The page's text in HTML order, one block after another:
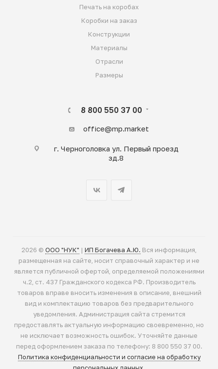
Печать на коробах
Коробки на заказ
Конструкции
Материалы
Отрасли
Размеры
8 800 550 37 00
office@mp.market
г. Черноголовка ул. Первый проезд
зд.8
2026 © ООО "НУК" | ИП Богачева А.Ю. Вся информация,
размещенная на сайте, носит справочный характер и не
является публичной офертой, определяемой положениями
ч.2, ст. 437 Гражданского кодекса РФ. Производитель
товаров вправе вносить изменения в описание, внешний
вид и комплектацию товаров без предварительного
уведомления. Администрация сайта стремится
предоставлять актуальную информацию своевременно, но
не исключает возможность ошибок. Уточняйте данные
перед оформлением заказа по телефону: 8 800 550 37 00.
Политика конфиденциальности и согласие на обработку